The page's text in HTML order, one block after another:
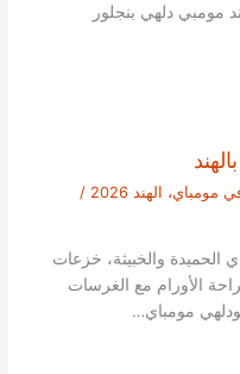
مومبي دلهي بنجلور
الهند 2026
/
والخبيثة، خزعات
الأورام مع الغرسات
مومباي…